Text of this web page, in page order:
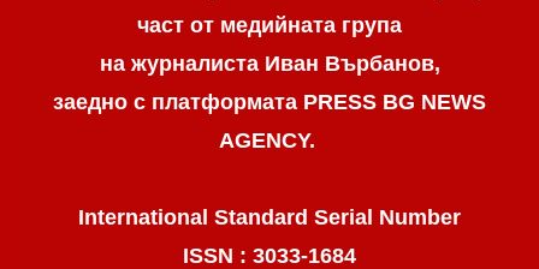
част от медийната група
на журналиста Иван Върбанов,
заедно с платформата PRESS BG NEWS
AGENCY.
International Standard Serial Number
ISSN : 3033-1684